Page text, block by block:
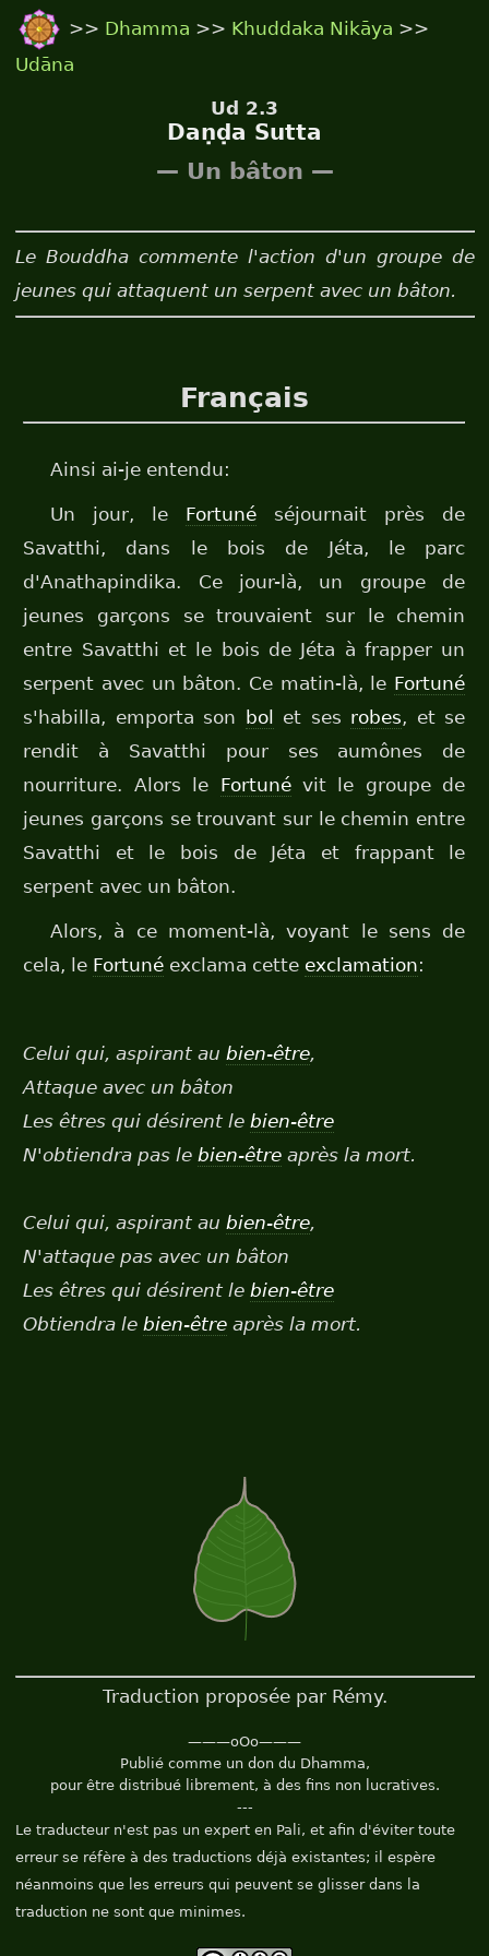
>> Dhamma >> Khuddaka Nikāya >>
Udāna
Ud 2.3
Daṇḍa Sutta
— Un bâton —
Le Bouddha commente l'action d'un groupe de
jeunes qui attaquent un serpent avec un bâton.
Français
Ainsi ai-je entendu:
Un jour, le Fortuné séjournait près de
Savatthi, dans le bois de Jéta, le parc
d'Anathapindika. Ce jour-là, un groupe de
jeunes garçons se trouvaient sur le chemin
entre Savatthi et le bois de Jéta à frapper un
serpent avec un bâton. Ce matin-là, le Fortuné
s'habilla, emporta son
bol et ses robes, et se
rendit à Savatthi pour ses aumônes de
nourriture. Alors le Fortunévit le groupe de
jeunes garçons se trouvant sur le chemin entre
Savatthi et le bois de Jéta et frappant le
serpent avec un bâton.
Alors, à ce moment-là, voyant le sens de
cela, le Fortuné exclama cette exclamation:
Celui qui, aspirant aubien-être,
Attaque avec un bâton
Les êtres qui désirent lebien-être
N'obtiendra pas lebien-être après la mort.
Celui qui, aspirant aubien-être,
N'attaque pas avec un bâton
Les êtres qui désirent lebien-être
Obtiendra lebien-être après la mort.
Traduction proposée par Rémy.
———oOo———
Publié comme un don du Dhamma,
pour être distribué librement, à des fins non lucratives.
---
Le traducteur n'est pas un expert en Pali, et afin d'éviter toute
erreur se réfère à des traductions déjà existantes; il espère
néanmoins que les erreurs qui peuvent se glisser dans la
traduction ne sont que minimes.